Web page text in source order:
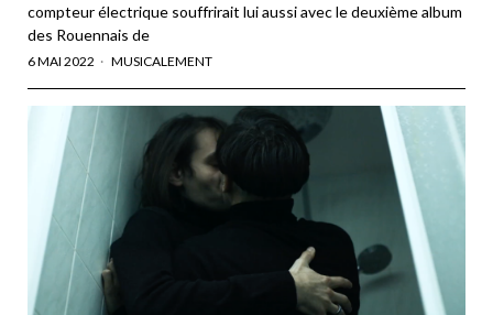
compteur électrique souffrirait lui aussi avec le deuxième album
des Rouennais de
6 MAI 2022 MUSICALEMENT